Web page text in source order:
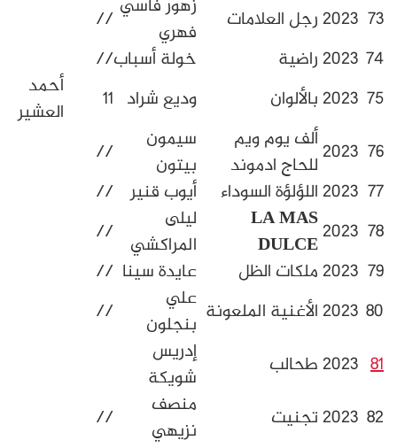
العلامات
زهور فاسي
فهري
//
//
وديع شراد 11
أحمد
العشير
يوم ويم
ادموند
سيمون
بيتون
//
السوداء
أيوب قنير
//
LA
ليلى
المراكشي
//
الظل
عايدة سينا
//
الملعونة علي
بنجلون
//
شويكة
منصف
نزيهي
//